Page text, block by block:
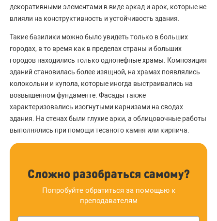
декоративными элементами в виде аркад и арок, которые не
влияли на конструктивность и устойчивость здания.
Такие базилики можно было увидеть только в больших
городах, в то время как в пределах страны и больших
городов находились только однонефные храмы. Композиция
зданий становилась более изящной, на храмах появлялись
колокольни и купола, которые иногда выстраивались на
возвышенном фундаменте. Фасады также
характеризовались изогнутыми карнизами на сводах
здания. На стенах были глухие арки, а облицовочные работы
выполнялись при помощи тесаного камня или кирпича.
Сложно разобраться самому?
Попробуйте обратиться за помощью к
преподавателям